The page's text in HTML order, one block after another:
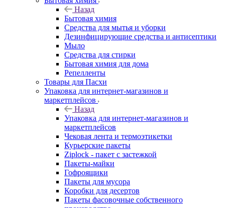
Назад
Бытовая химия
Средства для мытья и уборки
Дезинфицирующие средства и антисептики
Мыло
Средства для стирки
Бытовая химия для дома
Репелленты
Товары для Пасхи
Упаковка для интернет-магазинов и
маркетплейсов
Назад
Упаковка для интернет-магазинов и
маркетплейсов
Чековая лента и термоэтикетки
Курьерские пакеты
Ziplock - пакет с застежкой
Пакеты-майки
Гофроящики
Пакеты для мусора
Коробки для десертов
Пакеты фасовочные собственного